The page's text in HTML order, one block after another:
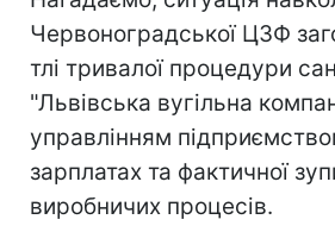
Червоноградської ЦЗФ
тлі тривалої процедури
"Львівська вугільна
управлінням
зарплатах та фактичної
виробничих процесів.